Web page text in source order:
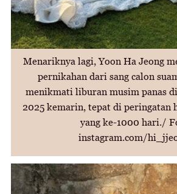
Menariknya lagi, Yoon Ha Jeong
pernikahan dari sang calon
menikmati liburan musim panas
2025 kemarin, tepat di peringatan
yang ke-1000 hari./
instagram.com/